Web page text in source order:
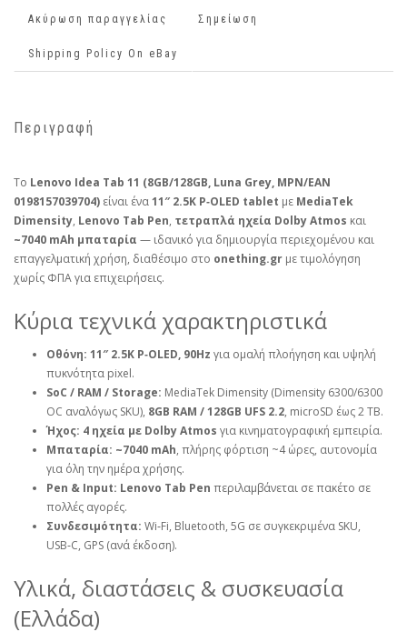
Ακύρωση παραγγελίας Σημείωση
Shipping Policy On eBay
Περιγραφή
Το Lenovo Idea Tab 11 (8GB/128GB, Luna Grey, MPN/EAN
0198157039704) είναι ένα11″ 2.5K P‑OLED tablet με MediaTek
Dimensity, Lenovo Tab Pen, τετραπλά ηχεία Dolby Atmos και
~7040 mAh μπαταρία — ιδανικό για δημιουργία περιεχομένου και
επαγγελματική χρήση, διαθέσιμο στο onething.gr με τιμολόγηση
χωρίς ΦΠΑ για επιχειρήσεις.
Κύρια τεχνικά χαρακτηριστικά
Οθόνη: 11″ 2.5K P‑OLED, 90Hz για ομαλή πλοήγηση και υψηλή
πυκνότητα pixel.
SoC / RAM / Storage: MediaTek Dimensity (Dimensity 6300/6300
OC αναλόγως SKU), 8GB RAM / 128GB UFS 2.2, microSD έως 2 TB.
Ήχος: 4 ηχεία με Dolby Atmos για κινηματογραφική εμπειρία.
Μπαταρία: ~7040 mAh, πλήρης φόρτιση ~4 ώρες, αυτονομία
για όλη την ημέρα χρήσης.
Pen & Input: Lenovo Tab Pen περιλαμβάνεται σε πακέτο σε
πολλές αγορές.
Συνδεσιμότητα: Wi‑Fi, Bluetooth, 5G σε συγκεκριμένα SKU,
USB‑C, GPS (ανά έκδοση).
Υλικά, διαστάσεις & συσκευασία
(Ελλάδα)